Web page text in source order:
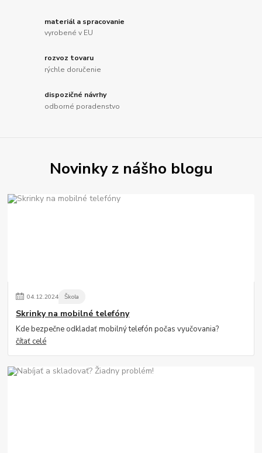
materiál a spracovanie
vyrobené v EU
rozvoz tovaru
rýchle doručenie
dispozičné návrhy
odborné poradenstvo
Novinky z nášho blogu
04.12.2024 Škola
Skrinky na mobilné telefóny
Kde bezpečne odkladať mobilný telefón počas vyučovania?
čítať celé